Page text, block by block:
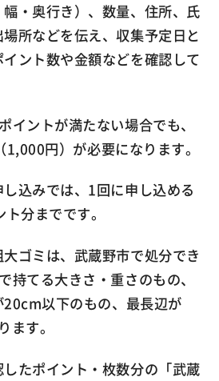
・奥行き）、数量、住所、氏
所などを伝え、収集予定日と
ント数や金額などを確認して
ントが満たない場合でも、
円）が必要になります。
込みでは、1回に申し込める
分までです。
ゴミは、武蔵野市で処分でき
持てる大きさ・重さのもの、
以下のもの、最長辺が
ます。
たポイント・枚数分の「武蔵